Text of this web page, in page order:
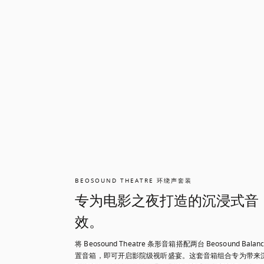
BEOSOUND THEATRE 环绕声套装
专为电影之夜打造的沉浸式音
效。
将 Beosound Theatre 条形音箱搭配两台 Beosound
置音箱，即可开启影院级视听盛宴。这套音箱组合专为带来